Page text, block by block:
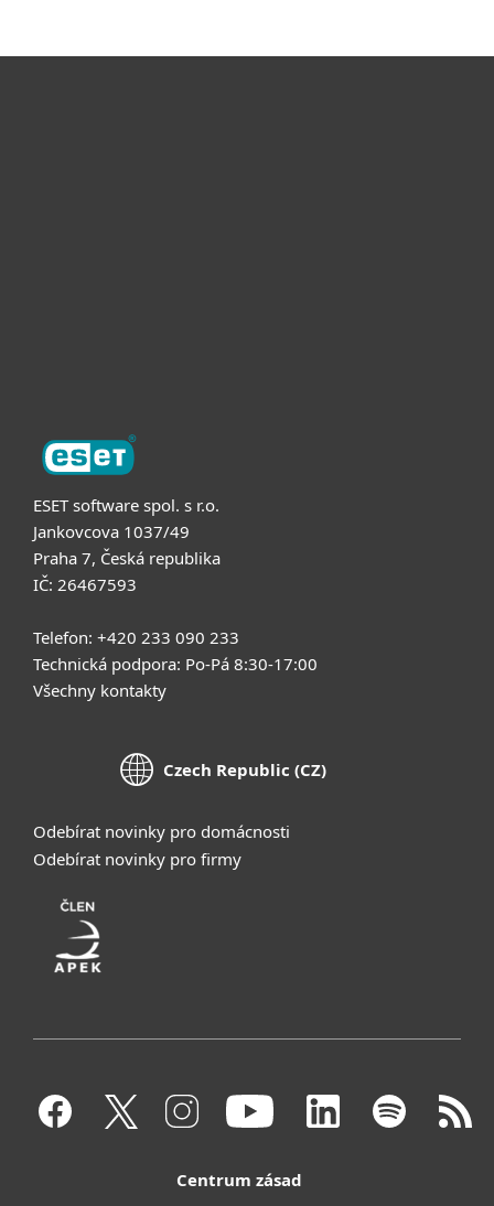
ESET software spol. s r.o.
Jankovcova 1037/49
Praha 7, Česká republika
IČ: 26467593
Telefon: +420 233 090 233
Technická podpora: Po-Pá 8:30-17:00
Všechny kontakty
Czech Republic (CZ)
Odebírat novinky pro domácnosti
Odebírat novinky pro firmy
Centrum zásad